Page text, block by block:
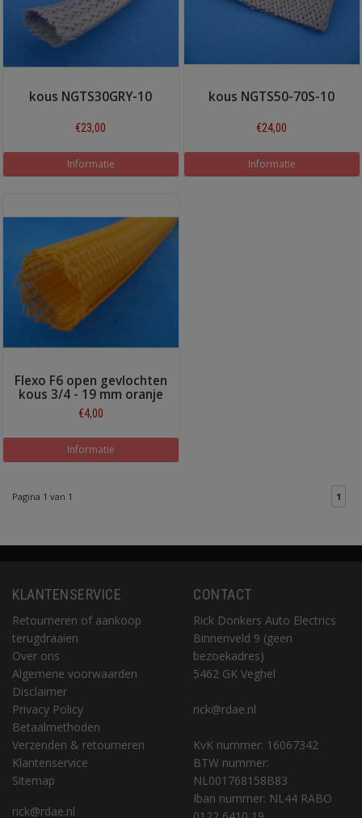
kous NGTS30GRY-10
€23,00
Informatie
kous NGTS50-70S-10
€24,00
Informatie
Flexo F6 open gevlochten
kous 3/4 - 19 mm oranje
€4,00
Informatie
Pagina 1 van 1 1
KLANTENSERVICE
Retourneren of aankoop
terugdraaien
Over ons
Algemene voorwaarden
Disclaimer
Privacy Policy
Betaalmethoden
Verzenden & retourneren
Klantenservice
Sitemap
rick@rdae.nl
CONTACT
Rick Donkers Auto Electrics
Binnenveld 9 (geen
bezoekadres)
5462 GK Veghel
rick@rdae.nl
KvK nummer: 16067342
BTW nummer:
NL001768158B83
Iban nummer: NL44 RABO